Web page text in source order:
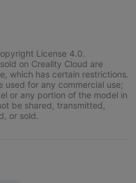
License 4.0.
on Creality Cloud are
which has certain restrictions.
used for any commercial use;
or any portion of the model in
be shared, transmitted,
or sold.